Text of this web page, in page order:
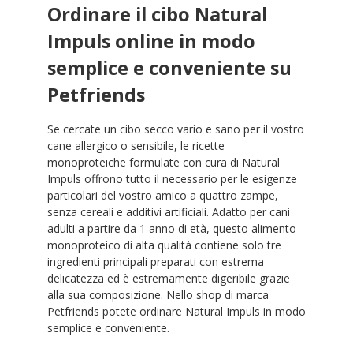
Ordinare il cibo Natural
Impuls online in modo
semplice e conveniente su
Petfriends
Se cercate un cibo secco vario e sano per il vostro
cane allergico o sensibile, le ricette
monoproteiche formulate con cura di Natural
Impuls offrono tutto il necessario per le esigenze
particolari del vostro amico a quattro zampe,
senza cereali e additivi artificiali. Adatto per cani
adulti a partire da 1 anno di età, questo alimento
monoproteico di alta qualità contiene solo tre
ingredienti principali preparati con estrema
delicatezza ed è estremamente digeribile grazie
alla sua composizione. Nello shop di marca
Petfriends potete ordinare Natural Impuls in modo
semplice e conveniente.